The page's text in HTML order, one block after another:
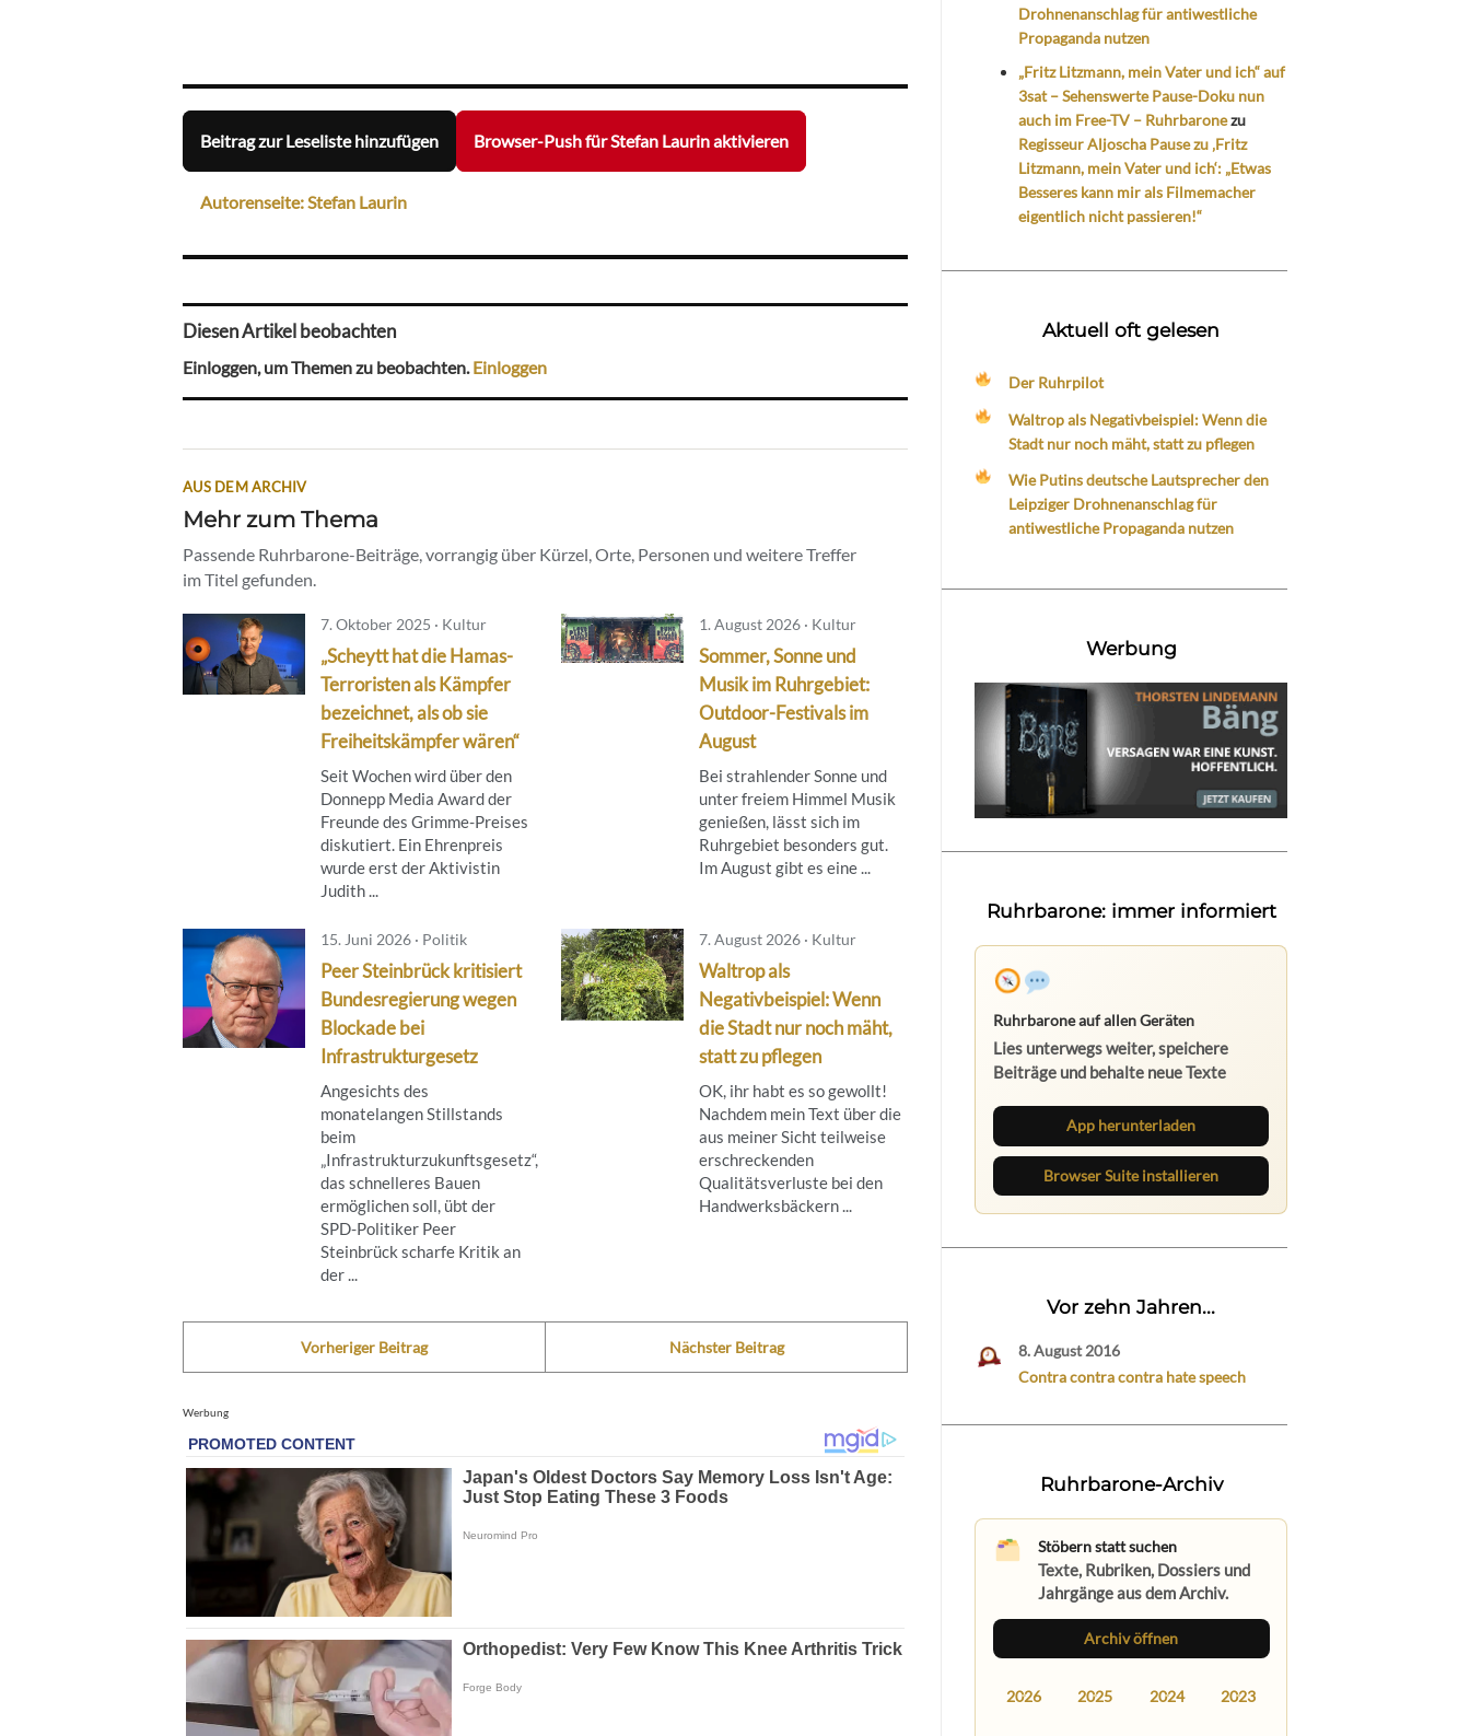
Beitrag zur Leseliste hinzufügen Browser-Push für Stefan Laurin aktivieren
Autorenseite: Stefan Laurin
Diesen Artikel beobachten
Einloggen, um Themen zu beobachten.Einloggen
AUS DEM ARCHIV
Mehr zum Thema
Passende Ruhrbarone-Beiträge, vorrangig über Kürzel, Orte, Personen und weitere Treffer
im Titel gefunden.
7. Oktober 2025 · Kultur
„Scheytt hat die Hamas-
Terroristen als Kämpfer
bezeichnet, als ob sie
Freiheitskämpfer wären“
Seit Wochen wird über den
Donnepp Media Award der
Freunde des Grimme-Preises
diskutiert. Ein Ehrenpreis
wurde erst der Aktivistin
Judith ...
1. August 2026 · Kultur
Sommer, Sonne und
Musik im Ruhrgebiet:
Outdoor-Festivals im
August
Bei strahlender Sonne und
unter freiem Himmel Musik
genießen, lässt sich im
Ruhrgebiet besonders gut.
Im August gibt es eine ...
15. Juni 2026 · Politik
Peer Steinbrück kritisiert
Bundesregierung wegen
Blockade bei
Infrastrukturgesetz
Angesichts des
monatelangen Stillstands
beim
„Infrastrukturzukunftsgesetz“,
das schnelleres Bauen
ermöglichen soll, übt der
SPD-Politiker Peer
Steinbrück scharfe Kritik an
der ...
7. August 2026 · Kultur
Waltrop als
Negativbeispiel: Wenn
die Stadt nur noch mäht,
statt zu pflegen
OK, ihr habt es so gewollt!
Nachdem mein Text über die
aus meiner Sicht teilweise
erschreckenden
Qualitätsverluste bei den
Handwerksbäckern ...
Vorheriger Beitrag Nächster Beitrag
Werbung
Drohnenanschlag für antiwestliche
Propaganda nutzen
„Fritz Litzmann, mein Vater und ich“ auf
3sat – Sehenswerte Pause-Doku nun
auch im Free-TV – Ruhrbaronezu
Regisseur Aljoscha Pause zu ‚Fritz
Litzmann, mein Vater und ich‘: „Etwas
Besseres kann mir als Filmemacher
eigentlich nicht passieren!“
Aktuell oft gelesen
Der Ruhrpilot
Waltrop als Negativbeispiel: Wenn die
Stadt nur noch mäht, statt zu pflegen
Wie Putins deutsche Lautsprecher den
Leipziger Drohnenanschlag für
antiwestliche Propaganda nutzen
Werbung
Ruhrbarone: immer informiert
Ruhrbarone auf allen Geräten
Lies unterwegs weiter, speichere
Beiträge und behalte neue Texte
App herunterladen
Browser Suite installieren
Vor zehn Jahren...
8. August 2016
Contra contra contra hate speech
Ruhrbarone-Archiv
Stöbern statt suchen
Texte, Rubriken, Dossiers und
Jahrgänge aus dem Archiv.
Archiv öffnen
2026 2025 2024 2023